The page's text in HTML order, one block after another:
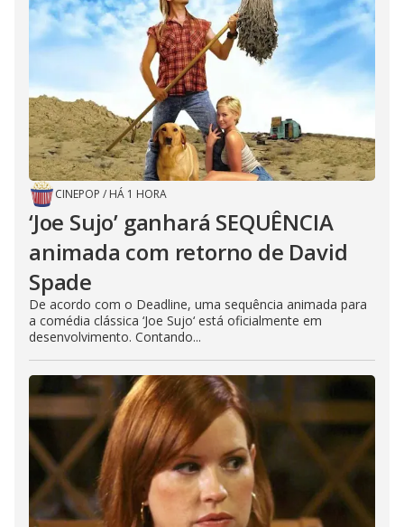
CINEPOP / HÁ 1 HORA
‘Joe Sujo’ ganhará SEQUÊNCIA
animada com retorno de David
Spade
De acordo com o Deadline, uma sequência animada para
a comédia clássica ‘Joe Sujo‘ está oficialmente em
desenvolvimento. Contando...